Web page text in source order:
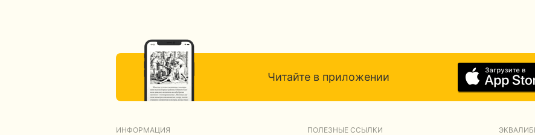
Читайте в приложении
ИНФОРМАЦИЯ ПОЛЕЗНЫЕ ССЫЛКИ